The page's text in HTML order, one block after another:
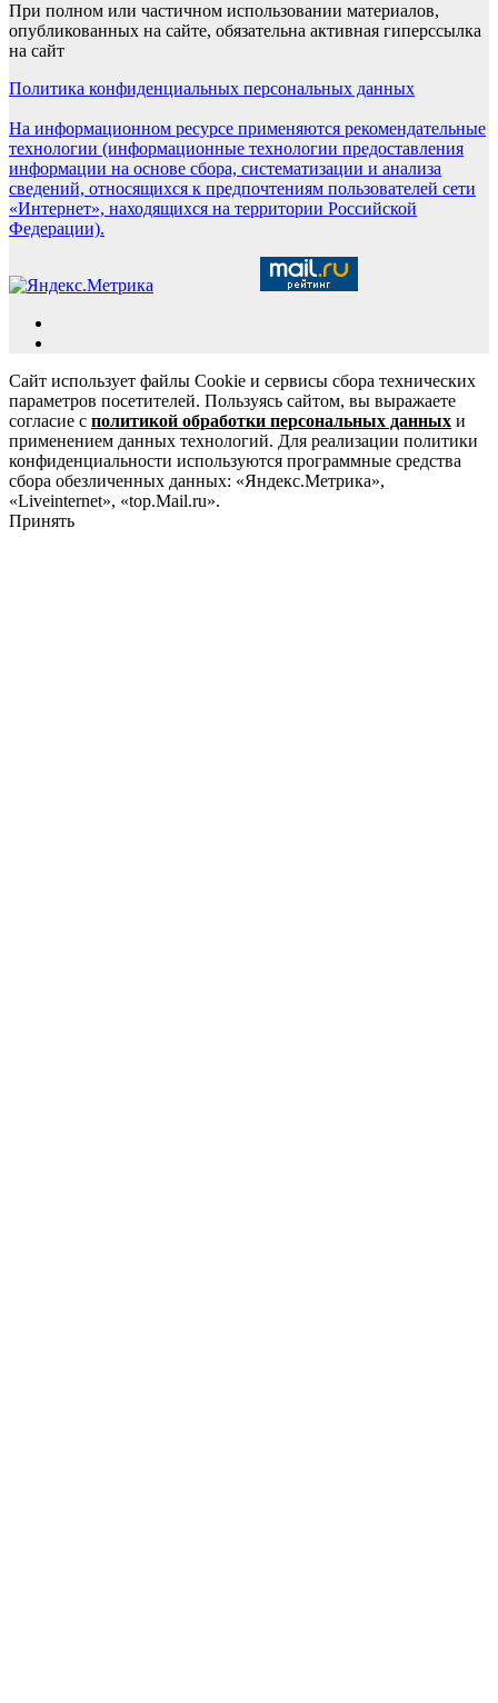
При полном или частичном использовании материалов,
опубликованных на сайте, обязательна активная гиперссылка
на сайт
Политика конфиденциальных персональных данных
На информационном ресурсе применяются рекомендательные
технологии (информационные технологии предоставления
информации на основе сбора, систематизации и анализа
сведений, относящихся к предпочтениям пользователей сети
«Интернет», находящихся на территории Российской
Федерации).
Сайт использует файлы Cookie и сервисы сбора технических
параметров посетителей. Пользуясь сайтом, вы выражаете
согласие с политикой обработки персональных данных и
применением данных технологий. Для реализации политики
конфиденциальности используются программные средства
сбора обезличенных данных: «Яндекс.Метрика»,
«Liveinternet», «top.Mail.ru».
Принять